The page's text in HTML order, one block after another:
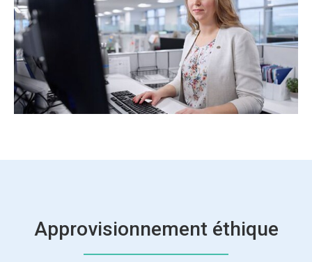
Approvisionnement éthique